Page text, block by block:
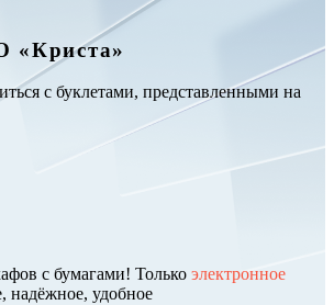
«Криста»
с буклетами, представленными на
с бумагами! Только электронное
надёжное, удобное